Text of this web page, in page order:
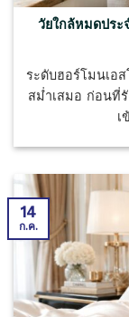
วัยใกล้หมดประ
ระดับฮอร์โมนเอส
สม่ำเสมอ ก่อนที่
เ
14
ก.ค.